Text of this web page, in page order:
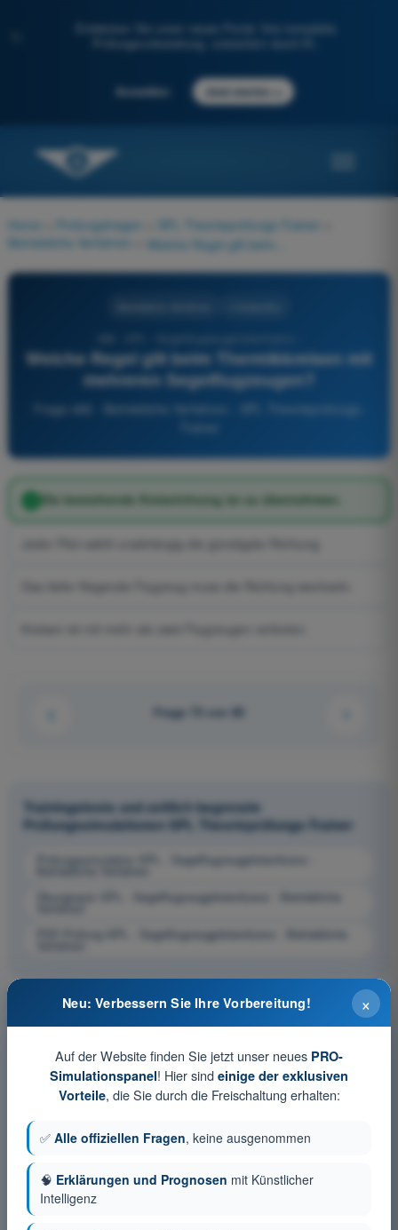
Entdecken Sie unser neues Portal: Ihre komplette
Prüfungsvorbereitung, unterstützt durch KI.
Anmelden Jetzt starten
Home Prüfungsfragen SPL Theorieprüfungs-Trainer
Betriebliche Verfahren
Welche Regel gilt beim Thermikkreisen mit
mehreren Segelflugzeugen?
Frage 486 - Betriebliche Verfahren - SPL Theorieprüfungs-
Die bestehende Kreisrichtung ist zu übernehmen.
Frage 73 von 85
Trainingstests und zeitlich begrenzte
Prüfungssimulationen SPL Theorieprüfungs-Trainer
Prüfungssimulation SPL - Segelflugzeugpilotenlizenz -
Übungsquiz SPL - Segelflugzeugpilotenlizenz - Betriebliche
PDF-Prüfung SPL - Segelflugzeugpilotenlizenz - Betriebliche
×
Neu: Verbessern Sie Ihre Vorbereitung!
Auf der Website finden Sie jetzt unser neues PRO-
Simulationspanel! Hier sind einige der exklusiven
Vorteile, die Sie durch die Freischaltung erhalten:
✅ Alle offiziellen Fragen, keine ausgenommen
🧠 Erklärungen und Prognosen mit Künstlicher
Intelligenz